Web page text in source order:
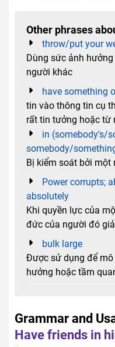
Other phrases
throw/put your
Dùng sức ảnh
người khác
have something
tin vào thông tin cụ
rất tin tưởng hoặc từ
in (somebody's/
somebody/
Bị kiểm soát bởi
Power corrupts;
absolutely
Khi quyền lực của
đức của người đó
bulk large
Được sử dụng để
hưởng hoặc tầm
Grammar and
Have friends in